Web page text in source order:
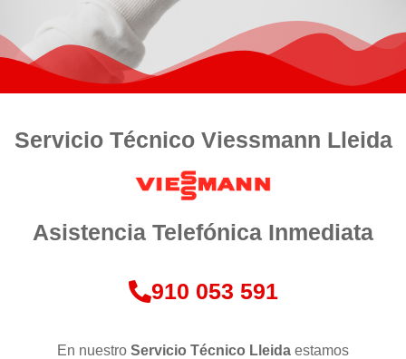
Servicio Técnico Viessmann Lleida
Asistencia Telefónica Inmediata
910 053 591
En nuestro Servicio Técnico Lleida estamos